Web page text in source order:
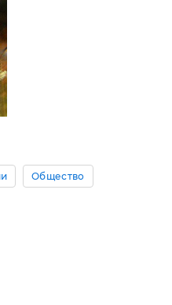
Общество